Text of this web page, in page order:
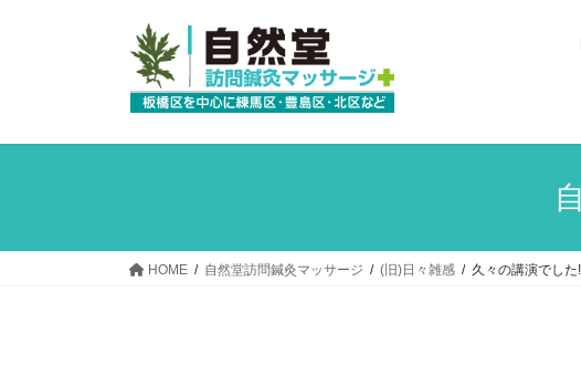
へ
プ
ョ
動
HOME 自然堂訪問鍼灸マッサージ (旧)日々雑感 久々の講演でした!